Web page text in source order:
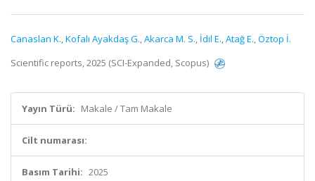
Canaslan K.,Kofalı Ayakdaş G.,Akarca M. S., İdil E.,Atağ E.,Öztop İ.
Scientific reports, 2025 (SCI-Expanded, Scopus)
Yayın Türü: Makale / Tam Makale
Cilt numarası:
Basım Tarihi: 2025